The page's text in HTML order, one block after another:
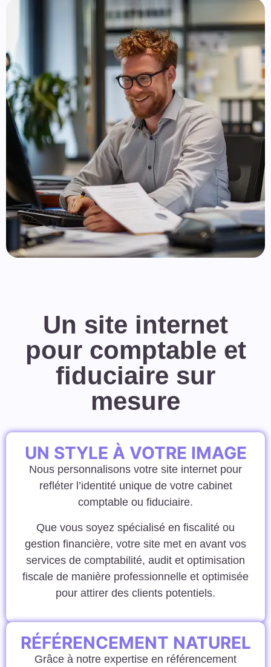
Un site internet
pour comptable et
fiduciaire sur
mesure
UN STYLE À VOTRE IMAGE
Nous personnalisons votre site internet pour
refléter l’identité unique de votre cabinet
comptable ou fiduciaire.
Que vous soyez spécialisé en fiscalité ou
gestion financière, votre site met en avant vos
services de comptabilité, audit et optimisation
fiscale de manière professionnelle et optimisée
pour attirer des clients potentiels.
RÉFÉRENCEMENT NATUREL
Grâce à notre expertise en référencement